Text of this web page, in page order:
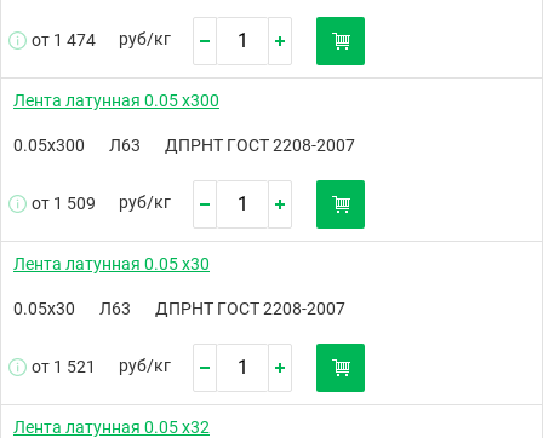
от 1 474 руб/кг
Лента латунная 0.05 х300
0.05х300 Л63 ДПРНТ ГОСТ 2208-2007
от 1 509 руб/кг
Лента латунная 0.05 х30
0.05х30 Л63 ДПРНТ ГОСТ 2208-2007
от 1 521 руб/кг
Лента латунная 0.05 х32